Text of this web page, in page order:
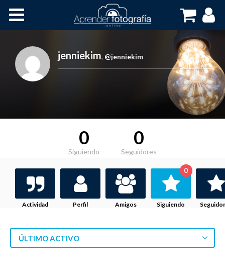
Cursos OnLine
jenniekim, @jenniekim
0
Siguiendo
0
Seguidores
Actividad Perfil Amigos Siguiendo
0
ÚLTIMO ACTIVO